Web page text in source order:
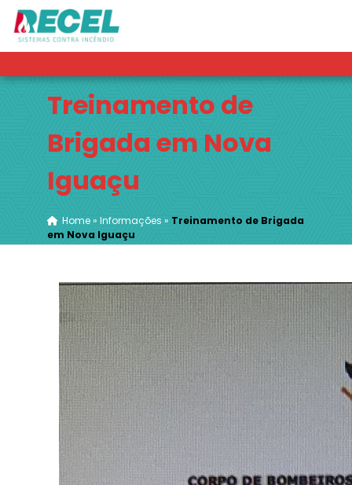
Treinamento de
Brigada em Nova
Iguaçu
Home» Informações » Treinamento de Brigada
em Nova Iguaçu